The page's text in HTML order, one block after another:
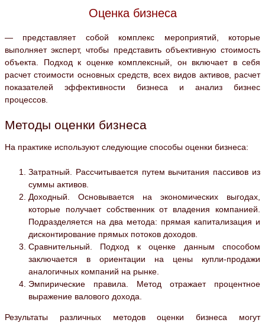
Оценка бизнеса
— представляет собой комплекс мероприятий, которые
выполняет эксперт, чтобы представить объективную стоимость
объекта. Подход к оценке комплексный, он включает в себя
расчет стоимости основных средств, всех видов активов, расчет
показателей эффективности бизнеса и анализ бизнес
процессов.
Методы оценки бизнеса
На практике используют следующие способы оценки бизнеса:
Затратный. Рассчитывается путем вычитания пассивов из
суммы активов.
Доходный. Основывается на экономических выгодах,
которые получает собственник от владения компанией.
Подразделяется на два метода: прямая капитализация и
дисконтирование прямых потоков доходов.
Сравнительный. Подход к оценке данным способом
заключается в ориентации на цены купли-продажи
аналогичных компаний на рынке.
Эмпирические правила. Метод отражает процентное
выражение валового дохода.
Результаты различных методов оценки бизнеса могут